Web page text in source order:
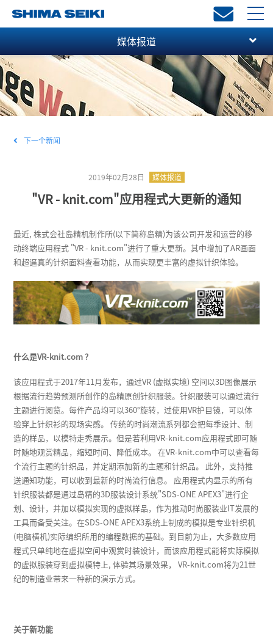
媒体报道
下一个新闻
2019年02月28日 媒体报道
"VR - knit.com"应用程式大更新的通知
最近, 株式会社岛精机制作所(以下简称岛精)为该公司开发和运营的移
动终端应用程式 "VR - knit.com"进行了重大更新。其中增加了AR画面
和超逼真的针织面料查看功能，从而实现更丰富的虚拟针织体验。
什么是VR-knit.com ?
该应用程式于2017年11月发布，通过VR (虚拟实境) 空间以3D图像展示
根据流行趋势预测所创作的岛精原创针织服装。针织服装可以通过流行
主题进行阅览。每件产品均可以360°旋转，过使用VR护目镜，可以体
验穿上针织衫的现场实感。 传统的时尚潮流系列都会把每季设计、制
造的样品，以模特走秀展示。但是若利用VR-knit.com应用程式即可随
时随地观赏精品，缩短时间、降低成本。 在VR-knit.com中可以查看每
个流行主题的针织品，并定期添加新的主题和针织品。 此外，支持推
送通知功能，可以收到最新的时尚流行信息。 应用程式内显示的所有
针织服装都是通过岛精的3D服装设计系统"SDS-ONE APEX3"进行企
划、设计，并加以模拟实现的虚拟样品，作为推动时尚服装业IT发展的
工具而备受关注。在SDS-ONE APEX3系统上制成的模拟是专业针织机
(电脑横机)实际编织所用的编程数据的基础。到目前为止，大多数应用
程式只单纯地在虚拟空间中观赏时装设计，而该应用程式能将实际模拟
的虚拟服装穿到虚拟模特上, 体验其场景效果， VR-knit.com将为21世
纪的制造业带来一种新的演示方式。
关于新功能